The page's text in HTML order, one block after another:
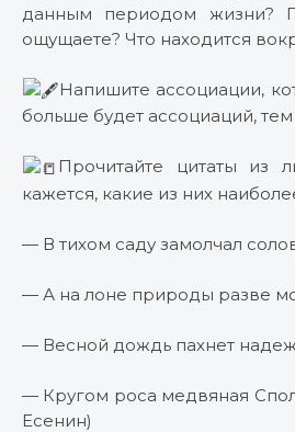
данным периодом жизни?
ощущаете? Что находится
Напишите ассоциации,
больше будет ассоциаций,
Прочитайте цитаты из
кажется, какие из них
— В тихом саду замолчал
— А на лоне природы разве
— Весной дождь пахнет
— Кругом роса медвяная
Есенин)